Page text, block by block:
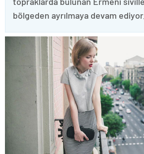
bölgeden ayrılmaya devam ediyor.